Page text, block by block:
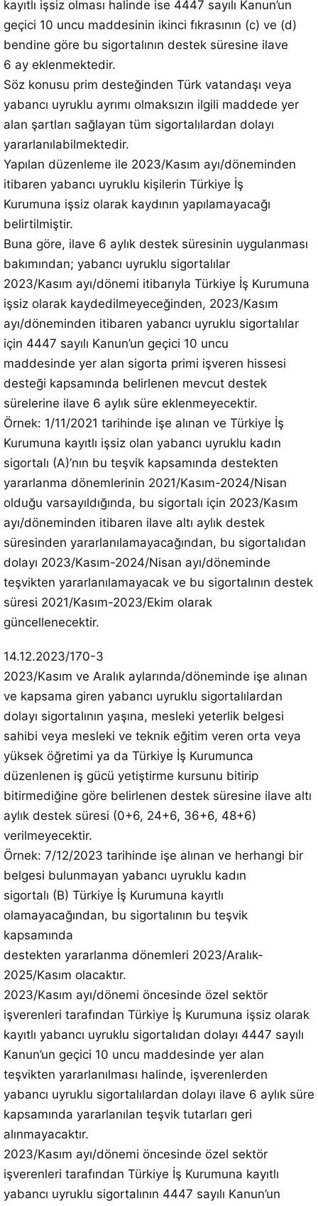
kayıtlı işsiz olması halinde ise 4447 sayılı Kanun’un
geçici 10 uncu maddesinin ikinci fıkrasının (c) ve (d)
bendine göre bu sigortalının destek süresine ilave
6 ay eklenmektedir.
Söz konusu prim desteğinden Türk vatandaşı veya
yabancı uyruklu ayrımı olmaksızın ilgili maddede yer
alan şartları sağlayan tüm sigortalılardan dolayı
yararlanılabilmektedir.
Yapılan düzenleme ile 2023/Kasım ayı/döneminden
itibaren yabancı uyruklu kişilerin Türkiye İş
Kurumuna işsiz olarak kaydının yapılamayacağı
belirtilmiştir.
Buna göre, ilave 6 aylık destek süresinin uygulanması
bakımından; yabancı uyruklu sigortalılar
2023/Kasım ayı/dönemi itibarıyla Türkiye İş Kurumuna
işsiz olarak kaydedilmeyeceğinden, 2023/Kasım
ayı/döneminden itibaren yabancı uyruklu sigortalılar
için 4447 sayılı Kanun’un geçici 10 uncu
maddesinde yer alan sigorta primi işveren hissesi
desteği kapsamında belirlenen mevcut destek
sürelerine ilave 6 aylık süre eklenmeyecektir.
Örnek: 1/11/2021 tarihinde işe alınan ve Türkiye İş
Kurumuna kayıtlı işsiz olan yabancı uyruklu kadın
sigortalı (A)’nın bu teşvik kapsamında destekten
yararlanma dönemlerinin 2021/Kasım-2024/Nisan
olduğu varsayıldığında, bu sigortalı için 2023/Kasım
ayı/döneminden itibaren ilave altı aylık destek
süresinden yararlanılamayacağından, bu sigortalıdan
dolayı 2023/Kasım-2024/Nisan ayı/döneminde
teşvikten yararlanılamayacak ve bu sigortalının destek
süresi 2021/Kasım-2023/Ekim olarak
güncellenecektir.
14.12.2023/170-3
2023/Kasım ve Aralık aylarında/döneminde işe alınan
ve kapsama giren yabancı uyruklu sigortalılardan
dolayı sigortalının yaşına, mesleki yeterlik belgesi
sahibi veya mesleki ve teknik eğitim veren orta veya
yüksek öğretimi ya da Türkiye İş Kurumunca
düzenlenen iş gücü yetiştirme kursunu bitirip
bitirmediğine göre belirlenen destek süresine ilave altı
aylık destek süresi (0+6, 24+6, 36+6, 48+6)
verilmeyecektir.
Örnek: 7/12/2023 tarihinde işe alınan ve herhangi bir
belgesi bulunmayan yabancı uyruklu kadın
sigortalı (B) Türkiye İş Kurumuna kayıtlı
olamayacağından, bu sigortalının bu teşvik
kapsamında
destekten yararlanma dönemleri 2023/Aralık-
2025/Kasım olacaktır.
2023/Kasım ayı/dönemi öncesinde özel sektör
işverenleri tarafından Türkiye İş Kurumuna işsiz olarak
kayıtlı yabancı uyruklu sigortalıdan dolayı 4447 sayılı
Kanun’un geçici 10 uncu maddesinde yer alan
teşvikten yararlanılması halinde, işverenlerden
yabancı uyruklu sigortalılardan dolayı ilave 6 aylık süre
kapsamında yararlanılan teşvik tutarları geri
alınmayacaktır.
2023/Kasım ayı/dönemi öncesinde özel sektör
işverenleri tarafından Türkiye İş Kurumuna kayıtlı
yabancı uyruklu sigortalının 4447 sayılı Kanun’un